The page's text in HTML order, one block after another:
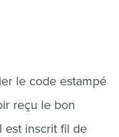
le code estampé
reçu le bon
est inscrit fil de